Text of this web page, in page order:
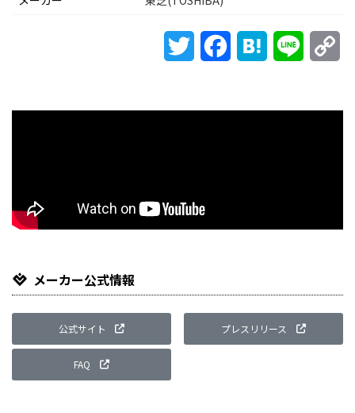
Twitter FacebookHatena Line
メーカー公式情報
公式サイト プレスリリース
FAQ